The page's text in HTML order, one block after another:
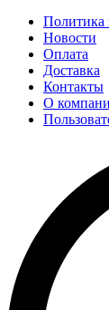
Политика
Новости
Оплата
Доставка
Контакты
О